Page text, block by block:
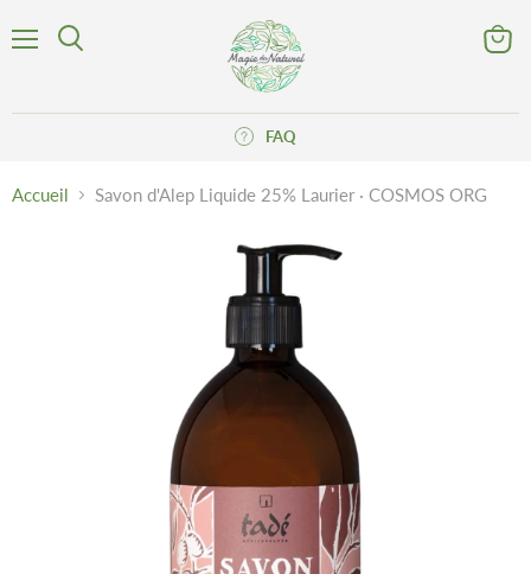
FAQ
Accueil Savon d'Alep Liquide 25% Laurier · COSMOS ORG